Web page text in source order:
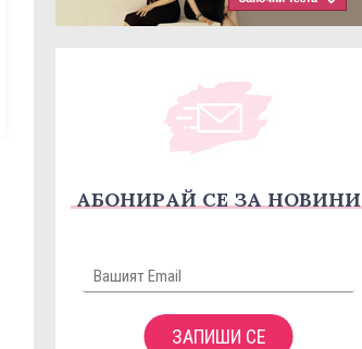
АБОНИРАЙ СЕ ЗА НОВИНИ
ЗАПИШИ СЕ